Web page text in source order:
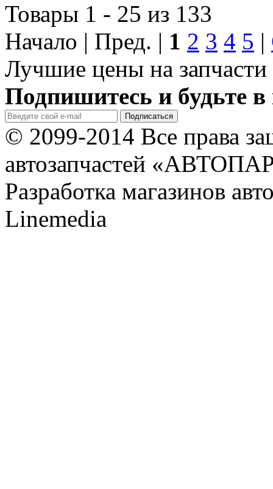
Товары 1 - 25 из 133
Начало | Пред. | 1 2 3 4 5 |
Лучшие цены на запчасти
Подпишитесь и будьте в
© 2099-2014 Все права
автозапчастей
Разработка магазинов
Linemedia